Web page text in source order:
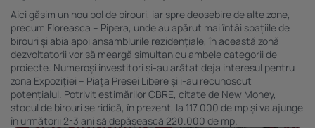
Aici găsim un nou pol de birouri, iar spre deosebire de alte zone,
precum Floreasca – Pipera, unde au apărut mai întâi spațiile de
birouri și abia apoi ansamblurile rezidențiale, în această zonă
dezvoltatorii vor să meargă simultan cu ambele categorii de
proiecte. Numeroși investitori și-au arătat deja interesul pentru
zona Expoziției – Piața Presei Libere și i-au recunoscut
potențialul. Potrivit estimărilor CBRE, citate de New Money,
stocul de birouri se ridică, în prezent, la 117.000 de mp și va ajunge
în următorii 2-3 ani să depășească 220.000 de mp.